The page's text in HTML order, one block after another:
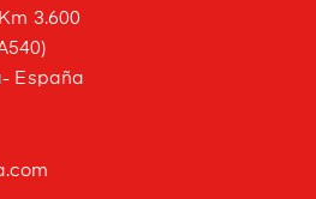
3.600
España